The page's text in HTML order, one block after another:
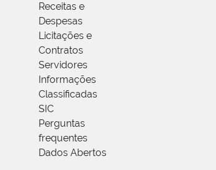
Receitas e
Despesas
Licitações e
Contratos
Servidores
Informações
Classificadas
SIC
Perguntas
frequentes
Dados Abertos